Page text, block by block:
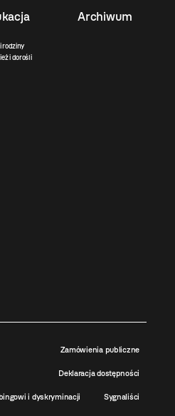
rodziny
i dorośli
Archiwum
Zamówienia publiczne
Deklaracja dostępności
i dyskryminacji Sygnaliści